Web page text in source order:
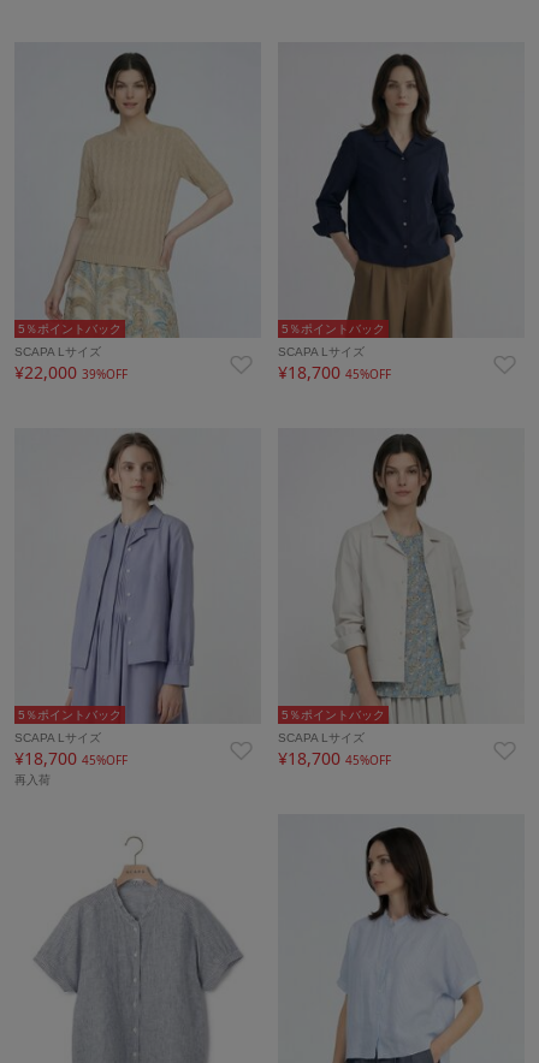
5％ポイントバック
SCAPA Lサイズ
¥22,000 39%OFF
5％ポイントバック
SCAPA Lサイズ
¥18,70045%OFF
5％ポイントバック
SCAPA Lサイズ
¥18,700 45%OFF
再入荷
5％ポイントバック
SCAPA Lサイズ
¥18,70045%OFF